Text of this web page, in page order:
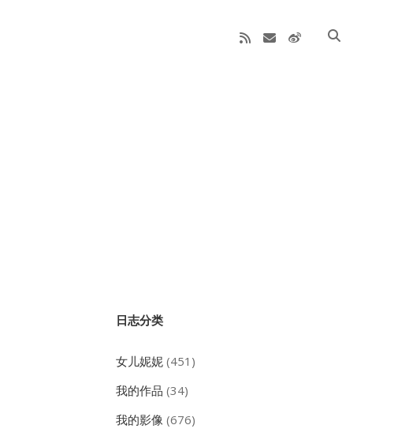
rss emailweibo
Sidebar
日志分类
女儿妮妮(451)
我的作品 (34)
我的影像 (676)